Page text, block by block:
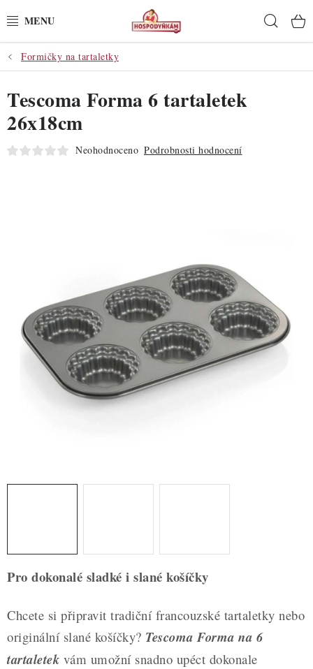
na
POTŘEBY
POMŮCKY
SUROVINY
ZDRAVÉ PEČENÍ
DÁRKOVÉ POUKAZY
TÉMATICKÉ PRODUKTY
Hodnocení obchodu
Blog
Moje objednávka
Podmínky ochrany osobních údajů
Formičky na tartaletky
Pro dokonalé sladké i slané košíčky
Chcete si připravit tradiční francouzské tartaletky nebo
originální slané košíčky? Tescoma Forma na 6
tartaletek vám umožní snadno upéct dokonale
Tescoma Forma 6 tartaletek
26x18cm
Neohodnoceno Podrobnosti hodnocení